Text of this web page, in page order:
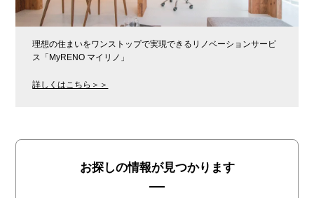
理想の住まいをワンストップで実現できるリノベーションサービ
ス「MyRENO マイリノ」
詳しくはこちら＞＞
お探しの情報が見つかります